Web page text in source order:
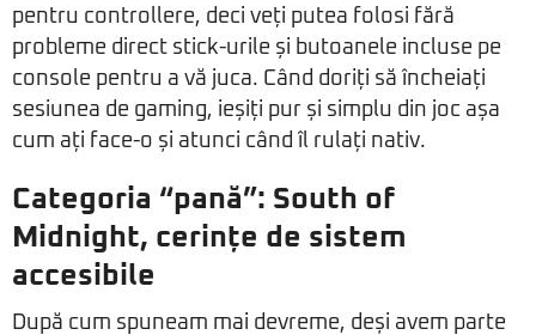
pentru controllere, deci veți putea folosi fără
probleme direct stick-urile și butoanele incluse pe
console pentru a vă juca. Când doriți să încheiați
sesiunea de gaming, ieșiți pur și simplu din joc așa
cum ați face-o și atunci când îl rulați nativ.
Categoria “pană”: South of
Midnight, cerințe de sistem
accesibile
După cum spuneam mai devreme, deși avem parte